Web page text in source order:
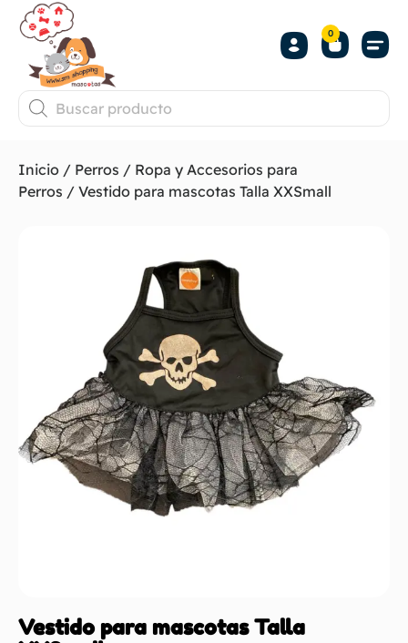
0
Inicio / Perros / Ropa y Accesorios para
Perros / Vestido para mascotas Talla XXSmall
Vestido para mascotas Talla